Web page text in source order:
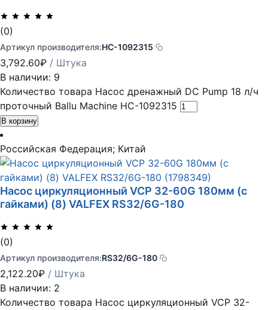
(0)
Артикул производителя:НС-1092315
3,792.60₽ / Штука
В наличии: 9
Количество товара Насос дренажный DC Pump 18 л/ч
проточный Ballu Machine НС-1092315
В корзину
Российская Федерация; Китай
Насос циркуляционный VCP 32-60G 180мм (с
гайками) (8) VALFEX RS32/6G-180
(0)
Артикул производителя:RS32/6G-180
2,122.20₽ / Штука
В наличии: 2
Количество товара Насос циркуляционный VCP 32-